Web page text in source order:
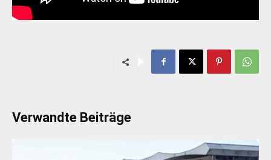
Verwandte Beiträge